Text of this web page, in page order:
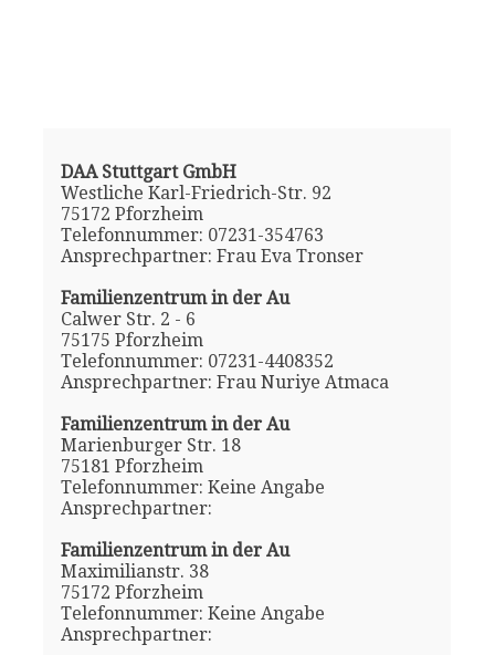
DAA Stuttgart GmbH
Westliche Karl-Friedrich-Str. 92
75172 Pforzheim
Telefonnummer: 07231-354763
Ansprechpartner: Frau Eva Tronser
Familienzentrum in der Au
Calwer Str. 2 - 6
75175 Pforzheim
Telefonnummer: 07231-4408352
Ansprechpartner: Frau Nuriye Atmaca
Familienzentrum in der Au
Marienburger Str. 18
75181 Pforzheim
Telefonnummer: Keine Angabe
Ansprechpartner:
Familienzentrum in der Au
Maximilianstr. 38
75172 Pforzheim
Telefonnummer: Keine Angabe
Ansprechpartner: